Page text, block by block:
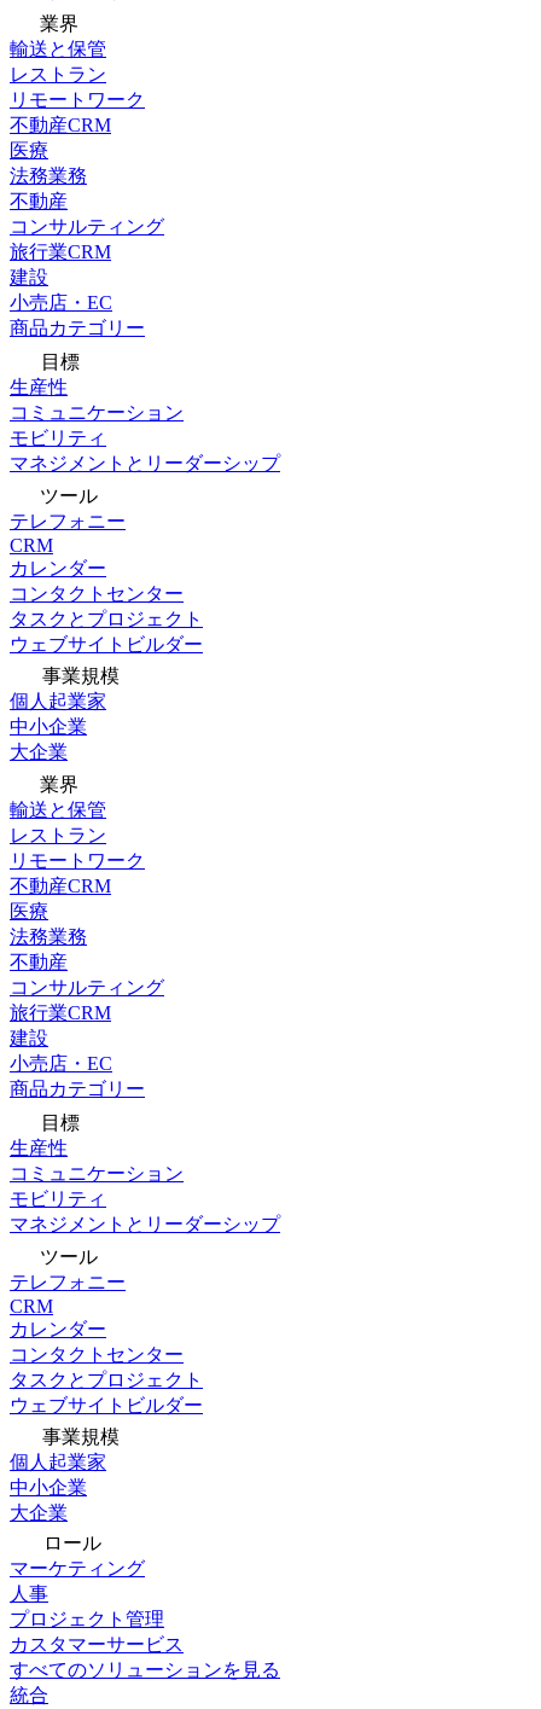
業界
輸送と保管
レストラン
リモートワーク
不動産CRM
医療
法務業務
不動産
コンサルティング
旅行業CRM
建設
小売店・EC
商品カテゴリー
目標
生産性
コミュニケーション
モビリティ
マネジメントとリーダーシップ
ツール
テレフォニー
CRM
カレンダー
コンタクトセンター
タスクとプロジェクト
ウェブサイトビルダー
事業規模
個人起業家
中小企業
大企業
業界
輸送と保管
レストラン
リモートワーク
不動産CRM
医療
法務業務
不動産
コンサルティング
旅行業CRM
建設
小売店・EC
商品カテゴリー
目標
生産性
コミュニケーション
モビリティ
マネジメントとリーダーシップ
ツール
テレフォニー
CRM
カレンダー
コンタクトセンター
タスクとプロジェクト
ウェブサイトビルダー
事業規模
個人起業家
中小企業
大企業
ロール
マーケティング
人事
プロジェクト管理
カスタマーサービス
すべてのソリューションを見る
統合